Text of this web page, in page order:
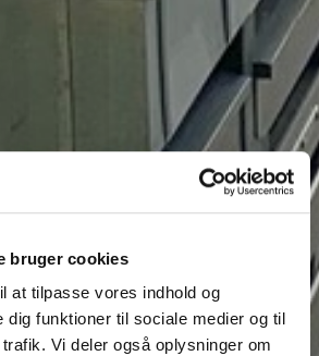
bruger cookies
at tilpasse vores indhold og
dig funktioner til sociale medier og til
Vi deler også oplysninger om